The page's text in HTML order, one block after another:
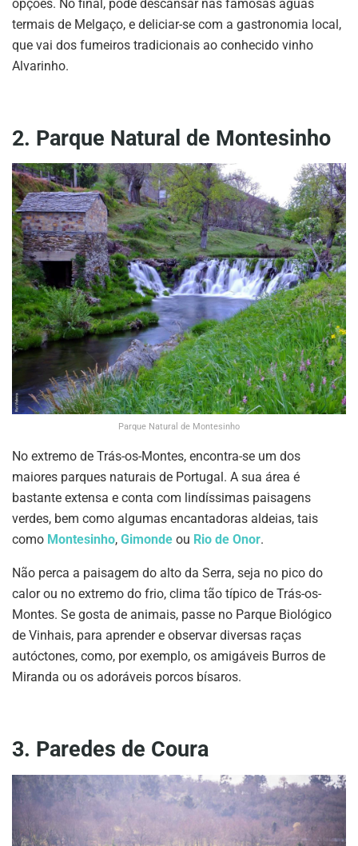
opções. No final, pode descansar nas famosas águas
termais de Melgaço, e deliciar-se com a gastronomia local,
que vai dos fumeiros tradicionais ao conhecido vinho
Alvarinho.
2. Parque Natural de Montesinho
Parque Natural de Montesinho
No extremo de Trás-os-Montes, encontra-se um dos
maiores parques naturais de Portugal. A sua área é
bastante extensa e conta com lindíssimas paisagens
verdes, bem como algumas encantadoras aldeias, tais
como Montesinho, Gimonde ou Rio de Onor.
Não perca a paisagem do alto da Serra, seja no pico do
calor ou no extremo do frio, clima tão típico de Trás-os-
Montes. Se gosta de animais, passe no Parque Biológico
de Vinhais, para aprender e observar diversas raças
autóctones, como, por exemplo, os amigáveis Burros de
Miranda ou os adoráveis porcos bísaros.
3. Paredes de Coura